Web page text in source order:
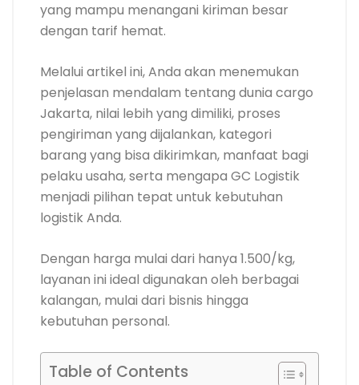
yang mampu menangani kiriman besar
dengan tarif hemat.
Melalui artikel ini, Anda akan menemukan
penjelasan mendalam tentang dunia cargo
Jakarta, nilai lebih yang dimiliki, proses
pengiriman yang dijalankan, kategori
barang yang bisa dikirimkan, manfaat bagi
pelaku usaha, serta mengapa GC Logistik
menjadi pilihan tepat untuk kebutuhan
logistik Anda.
Dengan harga mulai dari hanya 1.500/kg,
layanan ini ideal digunakan oleh berbagai
kalangan, mulai dari bisnis hingga
kebutuhan personal.
Table of Contents